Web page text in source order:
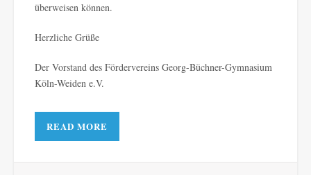
überweisen können.
Herzliche Grüße
Der Vorstand des Fördervereins Georg-Büchner-Gymnasium
Köln-Weiden e.V.
READ MORE